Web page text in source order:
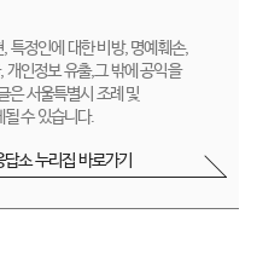
특정인에 대한 비방, 명예훼손,
개인정보 유출,그 밖에 공익을
은 서울특별시 조례 및
수 있습니다.
답소 누리집 바로가기